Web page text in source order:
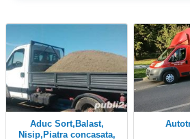
Aduc Sort,Balast,
Nisip,Piatra concasata,